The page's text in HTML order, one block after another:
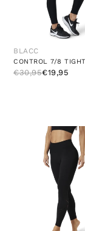
BLACC
€30,95€19,95